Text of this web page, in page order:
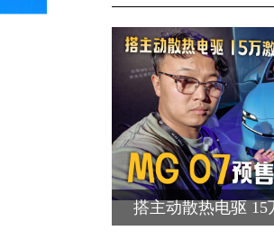
搭主动散热电驱 15